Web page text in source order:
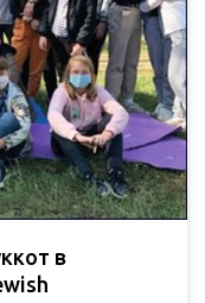
в